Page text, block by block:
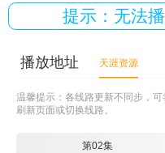
提示：无法
播放地址 天涯资源
温馨提示：各线路更新不同步，
刷新页面或切换线路。
第02集